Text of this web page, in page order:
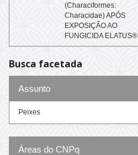
(Characiformes:
Characidae) APÓS
EXPOSIÇÃO AO
FUNGICIDA ELATUS®
Busca facetada
Assunto
Peixes
Áreas do CNPq